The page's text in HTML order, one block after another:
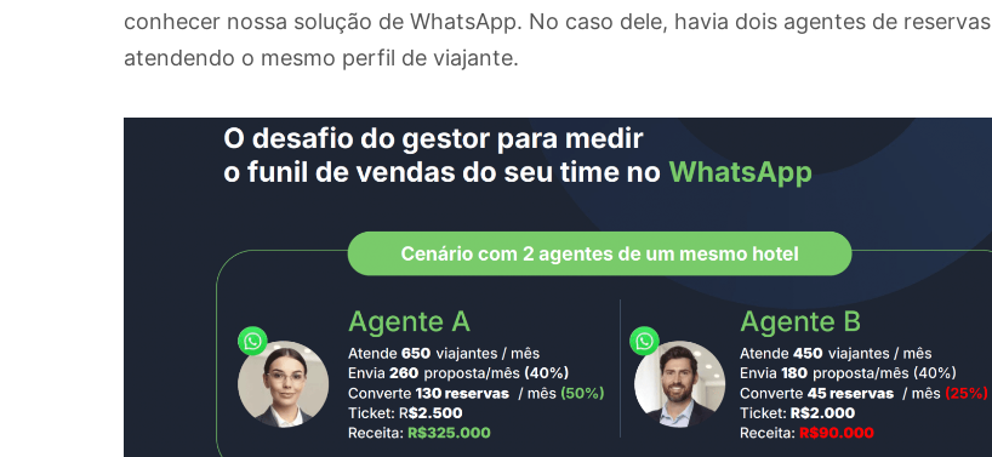
conhecer nossa solução de WhatsApp. No caso dele, havia dois agentes de reservas
atendendo o mesmo perfil de viajante.